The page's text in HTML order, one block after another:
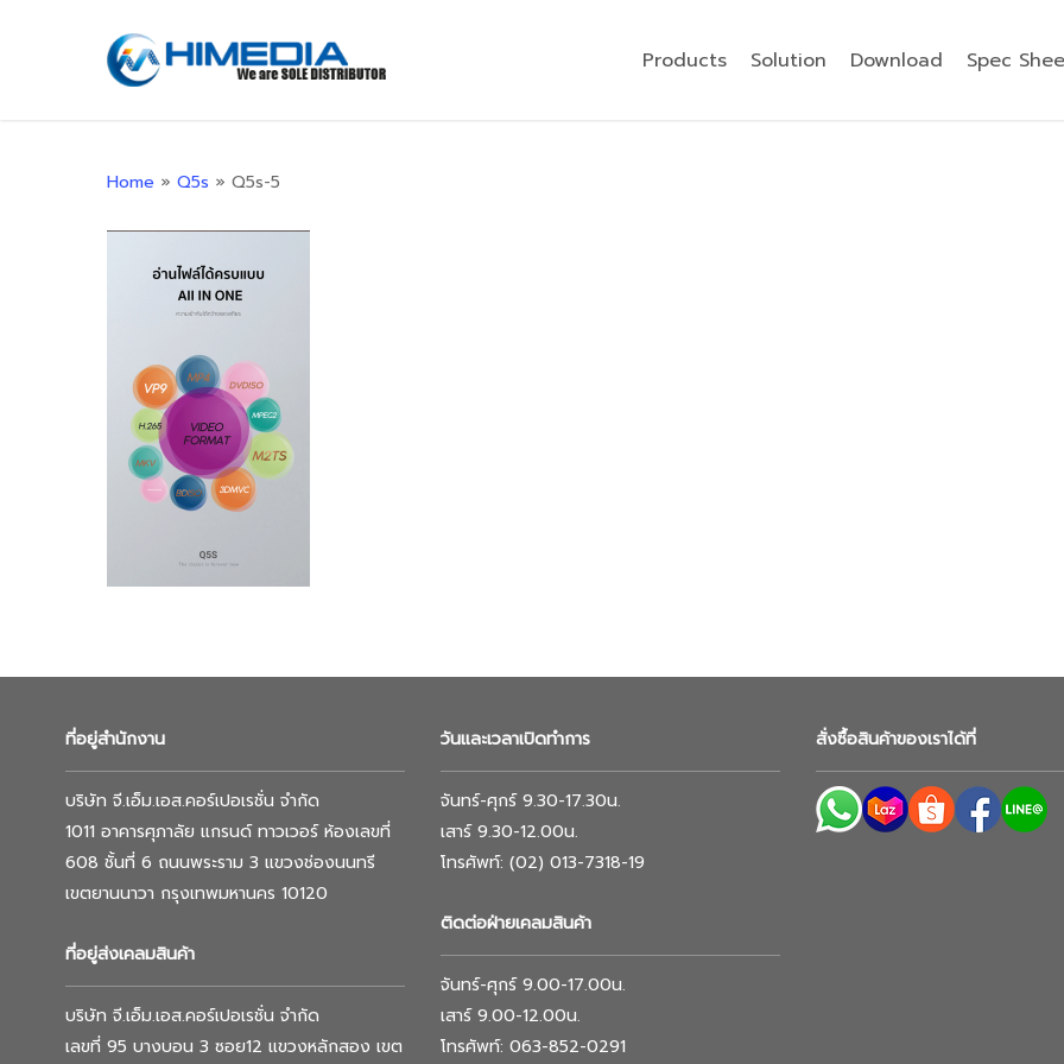
Products Solution Download Spec
Home » Q5s » Q5s-5
ที่อยู่สำนักงาน
บริษัท จี.เอ็ม.เอส.คอร์เปอเรชั่น จำกัด
1011 อาคารศุภาลัย แกรนด์ ทาวเวอร์ ห้องเลขที่
608 ชั้นที่ 6 ถนนพระราม 3 แขวงช่องนนทรี
เขตยานนาวา กรุงเทพมหานคร 10120
ที่อยู่ส่งเคลมสินค้า
บริษัท จี.เอ็ม.เอส.คอร์เปอเรชั่น จำกัด
เลขที่ 95 บางบอน 3 ซอย12 แขวงหลักสอง เขต
วันและเวลาเปิดทำการ
จันทร์-ศุกร์ 9.30-17.30น.
เสาร์ 9.30-12.00น.
โทรศัพท์: (02) 013-7318-19
ติดต่อฝ่ายเคลมสินค้า
จันทร์-ศุกร์ 9.00-17.00น.
เสาร์ 9.00-12.00น.
โทรศัพท์: 063-852-0291
สั่งซื้อสินค้าของเราได้ที่